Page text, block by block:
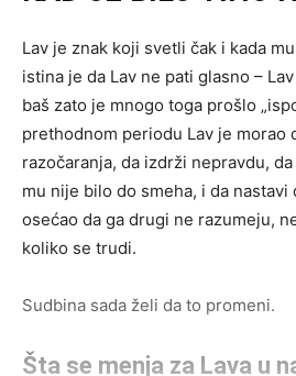
Lav je znak koji svetli čak i kada
istina je da Lav ne pati glasno –
baš zato je mnogo toga prošlo
prethodnom periodu Lav je morao
razočaranja, da izdrži nepravdu,
mu nije bilo do smeha, i da nastavi
osećao da ga drugi ne razumeju,
koliko se trudi.
Sudbina sada želi da to promeni.
Šta se menja za Lava u